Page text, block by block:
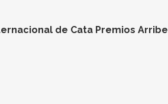
de Cata Premios Arribe